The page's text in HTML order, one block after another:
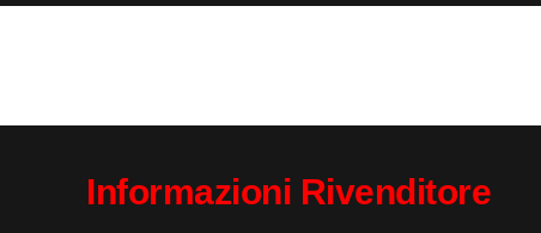
Informazioni Rivenditore